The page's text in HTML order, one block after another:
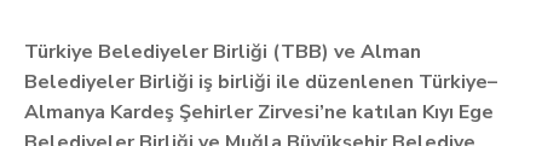
Türkiye Belediyeler Birliği (TBB) ve Alman
Belediyeler Birliği iş birliği ile düzenlenen Türkiye–
Almanya Kardeş Şehirler Zirvesi’ne katılan Kıyı Ege